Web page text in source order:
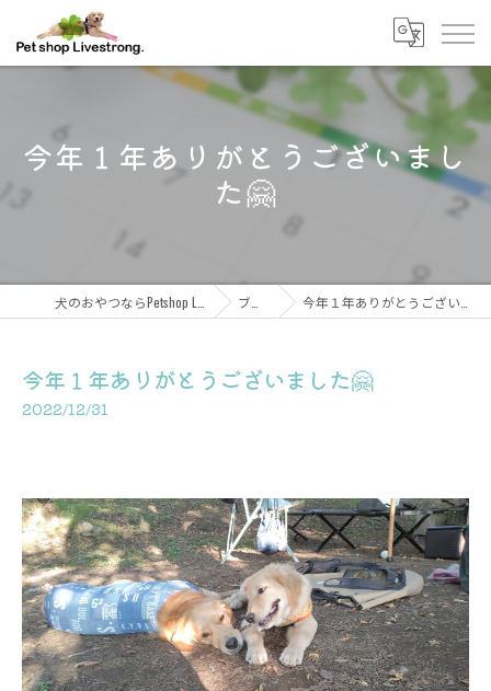
今年１年ありがとうございまし
た🤗
ブログ 今年１年ありがとうございました🤗
今年１年ありがとうございました🤗
2022/12/31